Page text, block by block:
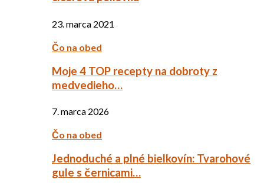
23. marca 2021
Čo na obed
Moje 4 TOP recepty na dobroty z
medvedieho…
7. marca 2026
Čo na obed
Jednoduché a plné bielkovín: Tvarohové
gule s černicami…